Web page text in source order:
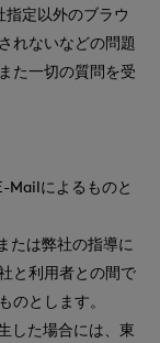
定以外のブラウ
れないなどの問題
た一切の質問を受
Mailによるものと
たは弊社の指導に
と利用者との間で
のとします。
した場合には、東